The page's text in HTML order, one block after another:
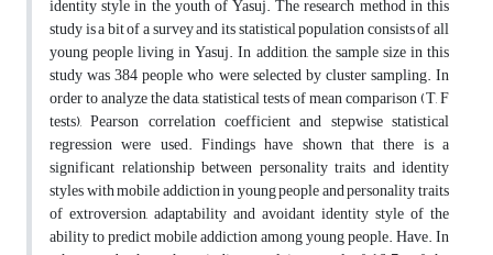
identity style in the youth of Yasuj. The research method in this
study is a bit of a survey and its statistical population consists of all
young people living in Yasuj. In addition, the sample size in this
study was 384 people who were selected by cluster sampling. In
order to analyze the data, statistical tests of mean comparison (T, F
tests), Pearson correlation coefficient and stepwise statistical
regression were used. Findings have shown that there is a
significant relationship between personality traits and identity
styles with mobile addiction in young people and personality traits
of extroversion, adaptability and avoidant identity style of the
ability to predict mobile addiction among young people. Have. In